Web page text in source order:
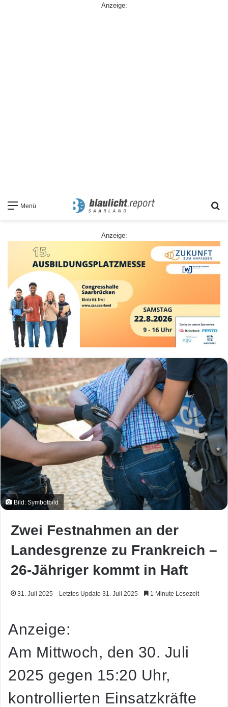
Anzeige:
Menü
Anzeige:
Bild: Symbolbild
Zwei Festnahmen an der
Landesgrenze zu Frankreich –
26-Jähriger kommt in Haft
31. Juli 2025 Letztes Update 31. Juli 2025 1 Minute Lesezeit
Anzeige:
Am Mittwoch, den 30. Juli
2025 gegen 15:20 Uhr,
kontrollierten Einsatzkräfte